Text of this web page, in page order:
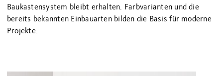
Baukastensystem bleibt erhalten. Farbvarianten und die
bereits bekannten Einbauarten bilden die Basis für moderne
Projekte.